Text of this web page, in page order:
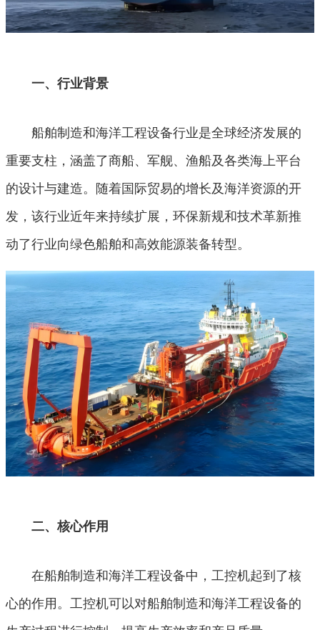
一、行业背景
船舶制造和海洋工程设备行业是全球经济发展的
重要支柱，涵盖了商船、军舰、渔船及各类海上平台
的设计与建造。随着国际贸易的增长及海洋资源的开
发，该行业近年来持续扩展，环保新规和技术革新推
动了行业向绿色船舶和高效能源装备转型。
二、核心作用
在船舶制造和海洋工程设备中，工控机起到了核
心的作用。工控机可以对船舶制造和海洋工程设备的